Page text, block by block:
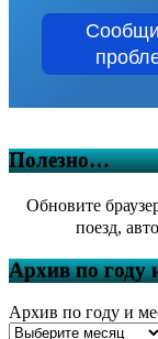
Полезно…
Обновите
поезд,
Архив по году
Архив по году и